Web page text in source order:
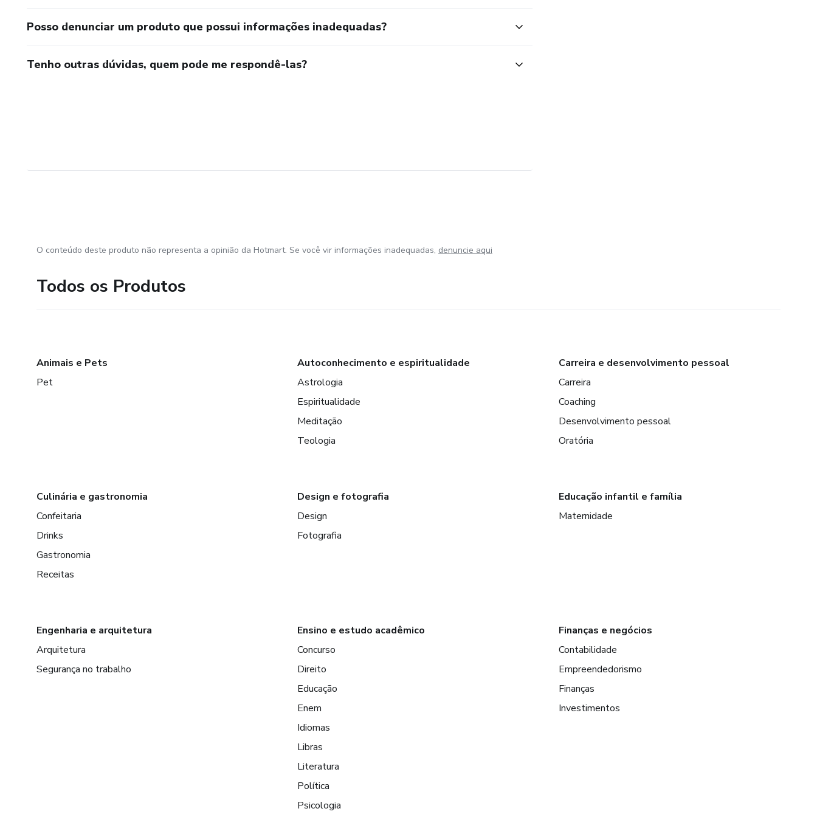
Posso denunciar um produto que possui informações inadequadas?
Tenho outras dúvidas, quem pode me respondê-las?
O conteúdo deste produto não representa a opinião da Hotmart. Se você vir informações inadequadas, denuncie aqui
Todos os Produtos
Animais e Pets
Pet
Autoconhecimento e espiritualidade
Astrologia
Espiritualidade
Meditação
Teologia
Carreira e desenvolvimento pessoal
Carreira
Coaching
Desenvolvimento pessoal
Oratória
Culinária e gastronomia
Confeitaria
Drinks
Gastronomia
Receitas
Design e fotografia
Design
Fotografia
Educação infantil e família
Maternidade
Engenharia e arquitetura
Arquitetura
Segurança no trabalho
Ensino e estudo acadêmico
Concurso
Direito
Educação
Enem
Idiomas
Libras
Literatura
Política
Psicologia
Finanças e negócios
Contabilidade
Empreendedorismo
Finanças
Investimentos